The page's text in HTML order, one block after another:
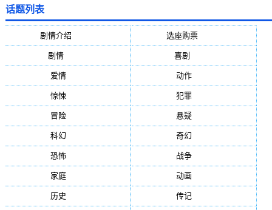
话题列表
剧情介绍 选座购票(5388)
剧情 喜剧
爱情(887) 动作
惊悚(648) 犯罪
冒险(377) 悬疑
科幻 奇幻
恐怖(236) 战争
家庭(195) 动画
历史 传记